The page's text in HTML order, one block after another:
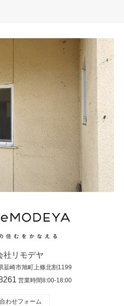
社リモデヤ
韮崎市旭町上條北割1199
営業時間8:00-18:00
わせフォーム